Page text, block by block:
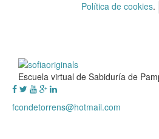
Política de cookies.
Escuela virtual de Sabiduría de
fcondetorrens@hotmail.com